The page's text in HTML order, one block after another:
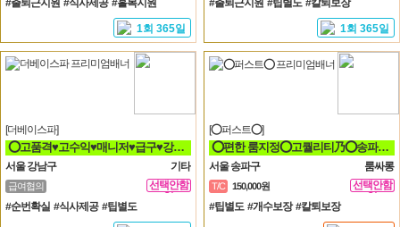
#출퇴근지원 #식사제공 #홀복지원
1회 365일
#출퇴근지원 #팁별도 #칼퇴보장
1회 365일
[더베이스파]
⭕고품격♥고수익♥매니저♥급구♥강남구♥삼성동♥선릉⭕
서울 강남구 기타
급여협의
선택안함
일
#순번확실 #식사제공 #팁별도
[⭕퍼스트⭕]
⭕편한 룸지정⭕고퀄리티乃⭕송파구⭕방이동⭕잠실⭕석촌동⭕강남구⭕서초구⭕논현동
서울 송파구 룸싸롱
T/C 150,000원
선택안함
일
#팁별도 #개수보장 #칼퇴보장